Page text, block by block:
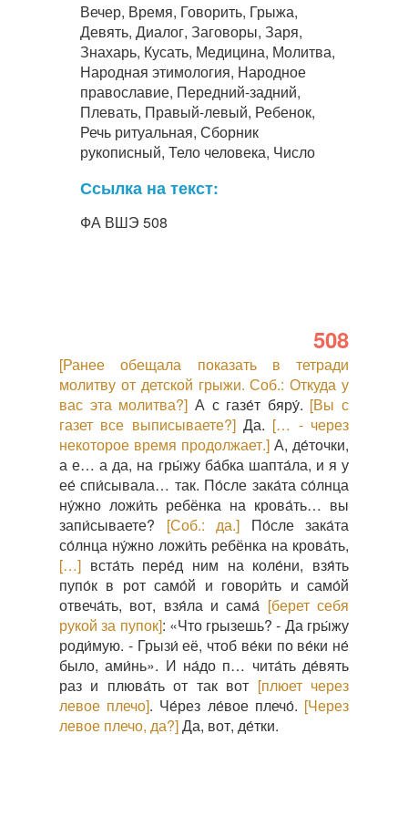
Вечер, Время, Говорить, Грыжа,
Девять, Диалог, Заговоры, Заря,
Знахарь, Кусать, Медицина, Молитва,
Народная этимология, Народное
православие, Передний-задний,
Плевать, Правый-левый, Ребенок,
Речь ритуальная, Сборник
рукописный, Тело человека, Число
Ссылка на текст:
ФА ВШЭ 508
508
[Ранее обещала показать в тетради
молитву от детской грыжи. Соб.: Откуда у
вас эта молитва?] А с газе́т бяру́. [Вы с
газет все выписываете?]Да. [… - через
некоторое время продолжает.] А, де́точки,
а е… а да, на гры́жу ба́бка шапта́ла, и я у
ее́ спи́сывала… так. По́сле зака́та со́лнца
ну́жно ложи́ть ребёнка на крова́ть… вы
запи́сываете? [Соб.: да.] По́сле зака́та
со́лнца ну́жно ложи́ть ребёнка на крова́ть,
[…] вста́ть пере́д ним на коле́ни, взя́ть
пупо́к в рот само́й и говори́ть и само́й
отвеча́ть, вот, взя́ла и сама́ [берет себя
рукой за пупок]: «Что грызешь? - Да гры́жу
роди́мую. - Грызи́ её, чтоб ве́ки по ве́ки не́
было, ами́нь». И на́до п… чита́ть де́вять
раз и плюва́ть от так вот [плюет через
левое плечо]. Че́рез ле́вое плечо́. [Через
левое плечо, да?]Да, вот, де́тки.